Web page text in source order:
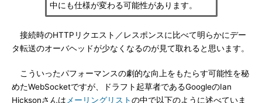
中にも仕様が変わる可能性があります。
接続時のHTTPリクエスト／レスポンスに比べて明らかにデー
タ転送のオーバヘッドが少なくなるのが見て取れると思います。
こういったパフォーマンスの劇的な向上をもたらす可能性を秘
めたWebSocketですが、ドラフト起草者であるGoogleのIan
Hicksonさんは メーリングリストの中で以下のように述べていま